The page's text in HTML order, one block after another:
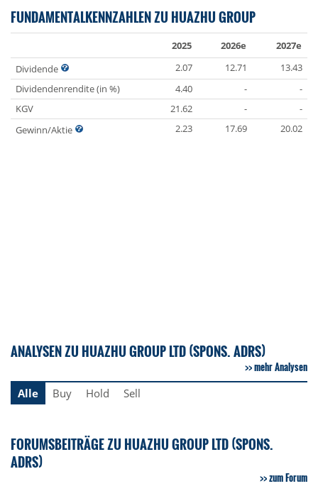
FUNDAMENTALKENNZAHLEN ZU HUAZHU GROUP
2025 2026e
2027e
Dividende
2.07 12.71
13.43
Dividendenrendite (in %)
4.40 -
-
KGV
21.62 -
-
Gewinn/Aktie
2.23 17.69 20.02
ANALYSEN ZU HUAZHU GROUP LTD (SPONS. ADRS)
mehr Analysen
Alle
Buy Hold Sell
FORUMSBEITRÄGE ZU HUAZHU GROUP LTD (SPONS.
ADRS)
zum Forum